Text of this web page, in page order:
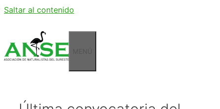
Saltar al contenido